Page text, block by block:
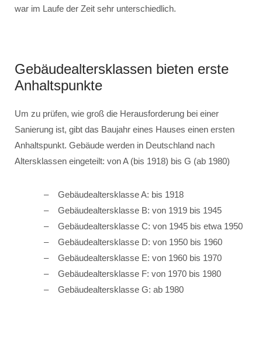
war im Laufe der Zeit sehr unterschiedlich.
Gebäudealtersklassen bieten erste
Anhaltspunkte
Um zu prüfen, wie groß die Herausforderung bei einer
Sanierung ist, gibt das Baujahr eines Hauses einen ersten
Anhaltspunkt. Gebäude werden in Deutschland nach
Altersklassen eingeteilt: von A (bis 1918) bis G (ab 1980)
Gebäudealtersklasse A: bis 1918
Gebäudealtersklasse B: von 1919 bis 1945
Gebäudealtersklasse C: von 1945 bis etwa 1950
Gebäudealtersklasse D: von 1950 bis 1960
Gebäudealtersklasse E: von 1960 bis 1970
Gebäudealtersklasse F: von 1970 bis 1980
Gebäudealtersklasse G: ab 1980